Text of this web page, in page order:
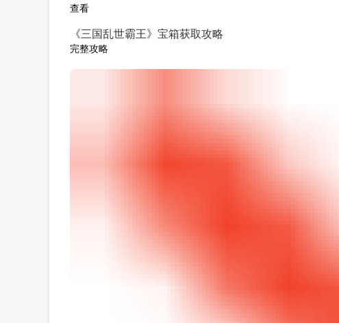
查看
《三国乱世霸王》宝箱获取攻略
完整攻略